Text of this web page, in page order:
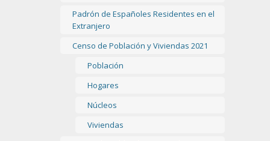
Padrón de Españoles Residentes en el
Extranjero
Censo de Población y Viviendas 2021
Población
Hogares
Núcleos
Viviendas